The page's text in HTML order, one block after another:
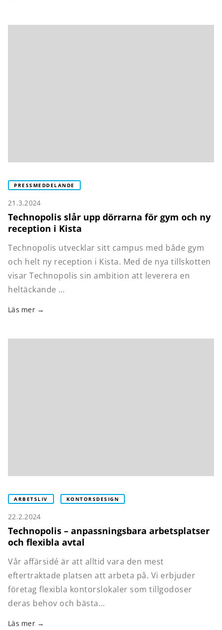
PRESSMEDDELANDE
21.3.2024
Technopolis slår upp dörrarna för gym och ny
reception i Kista
Technopolis utvecklar sitt campus med både gym
och helt ny reception i Kista. Med de nya tillskotten
visar Technopolis sin ambition att leverera en
heltäckande …
Läs mer
ARBETSLIV KONTORSDESIGN
22.2.2024
Technopolis – anpassningsbara arbetsplatser
och flexibla avtal
Vår affärsidé är att alltid vara den mest
eftertraktade platsen att arbeta på. Vi erbjuder
företag flexibla kontorslokaler som tillgodoser
deras behov och bästa…
Läs mer